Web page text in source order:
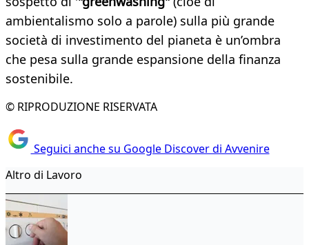
ambientalismo solo a parole) sulla più grande
società di investimento del pianeta è un’ombra
che pesa sulla grande espansione della finanza
sostenibile.
© RIPRODUZIONE RISERVATA
Seguici anche su Google Discover di Avvenire
Altro di Lavoro